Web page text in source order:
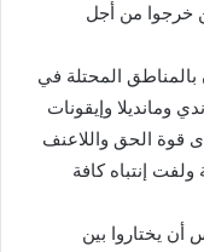
خرجوا من أجل
بالمناطق المحتلة في
ومانديلا وإيقونات
قوة الحق واللاعنف
إنتباه كافة
أن يختاروا بين